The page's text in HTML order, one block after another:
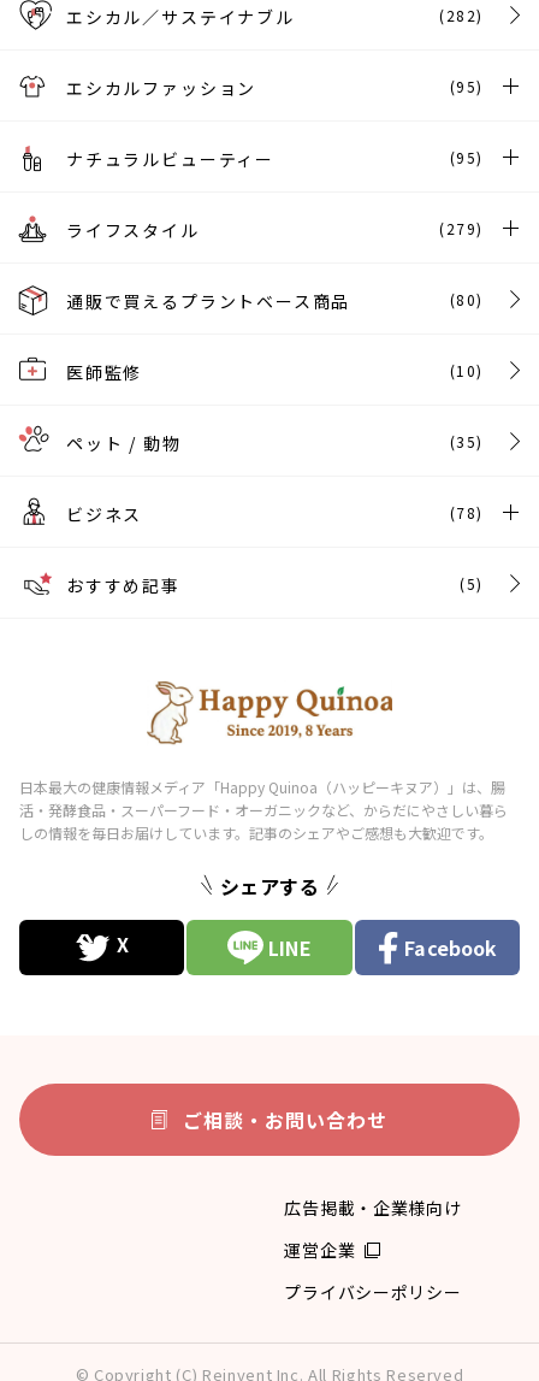
エシカル／サステイナブル (282)
エシカルファッション (95)
ナチュラルビューティー (95)
ライフスタイル (279)
通販で買えるプラントベース商品 (80)
医師監修 (10)
ペット / 動物 (35)
ビジネス (78)
おすすめ記事 (5)
シェアする
LINE Facebook
ご相談・お問い合わせ
広告掲載・企業様向け
運営企業
プライバシーポリシー
© Copyright (C) Reinvent Inc. All Rights Reserved